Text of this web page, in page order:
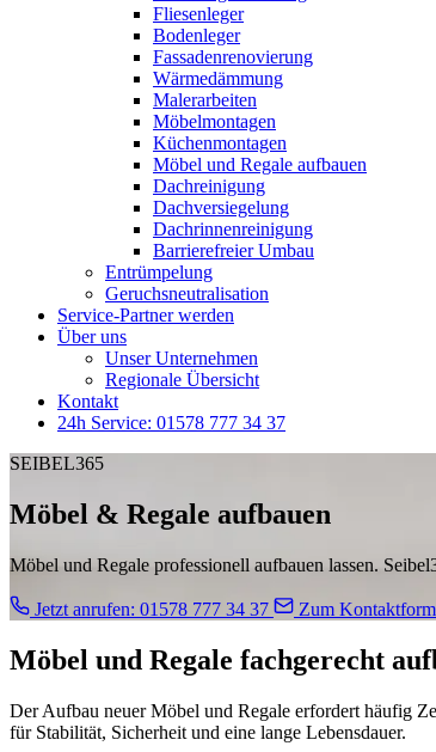
Fliesenleger
Bodenleger
Fassadenrenovierung
Wärmedämmung
Malerarbeiten
Möbelmontagen
Küchenmontagen
Möbel und Regale aufbauen
Dachreinigung
Dachversiegelung
Dachrinnenreinigung
Barrierefreier Umbau
Entrümpelung
Geruchsneutralisation
Service-Partner werden
Über uns
Unser Unternehmen
Regionale Übersicht
Kontakt
24h Service: 01578 777 34 37
SEIBEL365
Möbel & Regale aufbauen
Möbel und Regale professionell aufbauen lassen.
Jetzt anrufen: 01578 777 34 37 Zum
Möbel und Regale fachgerecht
Der Aufbau neuer Möbel und Regale erfordert häufig
für Stabilität, Sicherheit und eine lange Lebensdauer.